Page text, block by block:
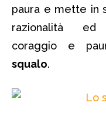
paura e mette in
razionalità ed
coraggio e
squalo.